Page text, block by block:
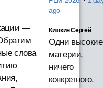
—
слова
ago
Кишкин Сергей
Одни высокие
материи,
ничего
конкретного.